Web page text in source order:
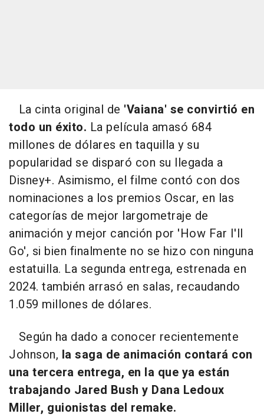
La cinta original de 'Vaiana' se convirtió en
todo un éxito. La película amasó 684
millones de dólares en taquilla y su
popularidad se disparó con su llegada a
Disney+. Asimismo, el filme contó con dos
nominaciones a los premios Oscar, en las
categorías de mejor largometraje de
animación y mejor canción por 'How Far I'll
Go', si bien finalmente no se hizo con ninguna
estatuilla. La segunda entrega, estrenada en
2024. también arrasó en salas, recaudando
1.059 millones de dólares.
Según ha dado a conocer recientemente
Johnson, la saga de animación contará con
una tercera entrega, en la que ya están
trabajando Jared Bush y Dana Ledoux
Miller, guionistas del remake.